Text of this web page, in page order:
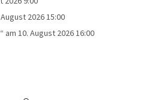
2026 15:00
am 10. August 2026 16:00